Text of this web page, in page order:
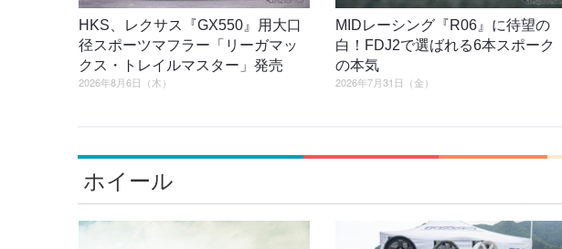
HKS、レクサス『GX550』用大口
径スポーツマフラー「リーガマッ
クス・トレイルマスター」発売
2026年8月6日（木）
MIDレーシング『R06』に待望の
白！FDJ2で選ばれる6本スポーク
の本気
2026年7月31日（金）
ホイール